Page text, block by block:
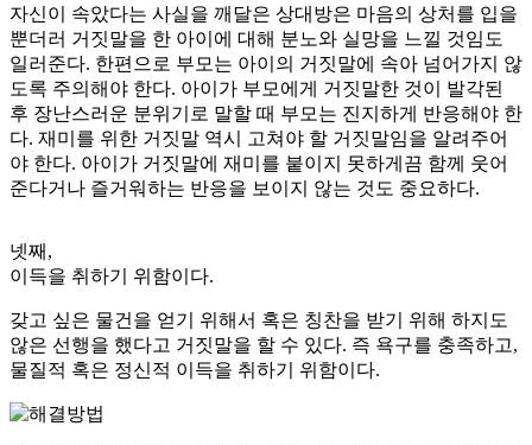
자신이 속았다는 사실을 깨달은 상대방은 마음의 상처를 입을
뿐더러 거짓말을 한 아이에 대해 분노와 실망을 느낄 것임도
일러준다. 한편으로 부모는 아이의 거짓말에 속아 넘어가지 않
도록 주의해야 한다. 아이가 부모에게 거짓말한 것이 발각된
후 장난스러운 분위기로 말할 때 부모는 진지하게 반응해야 한
다. 재미를 위한 거짓말 역시 고쳐야 할 거짓말임을 알려주어
야 한다. 아이가 거짓말에 재미를 붙이지 못하게끔 함께 웃어
준다거나 즐거워하는 반응을 보이지 않는 것도 중요하다.
넷째,
이득을 취하기 위함이다.
갖고 싶은 물건을 얻기 위해서 혹은 칭찬을 받기 위해 하지도
않은 선행을 했다고 거짓말을 할 수 있다. 즉 욕구를 충족하고,
물질적 혹은 정신적 이득을 취하기 위함이다.